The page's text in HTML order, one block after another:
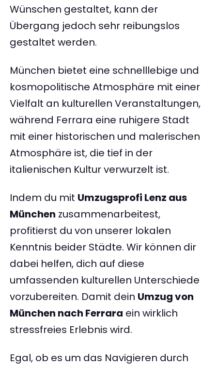
Wünschen gestaltet, kann der
Übergang jedoch sehr reibungslos
gestaltet werden.
München bietet eine schnelllebige und
kosmopolitische Atmosphäre mit einer
Vielfalt an kulturellen Veranstaltungen,
während Ferrara eine ruhigere Stadt
mit einer historischen und malerischen
Atmosphäre ist, die tief in der
italienischen Kultur verwurzelt ist.
Indem du mit Umzugsprofi Lenz aus
München zusammenarbeitest,
profitierst du von unserer lokalen
Kenntnis beider Städte. Wir können dir
dabei helfen, dich auf diese
umfassenden kulturellen Unterschiede
vorzubereiten. Damit dein Umzug von
München nach Ferrara ein wirklich
stressfreies Erlebnis wird.
Egal, ob es um das Navigieren durch